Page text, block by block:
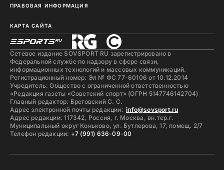
ПРАВОВАЯ ИНФОРМАЦИЯ
КАРТА САЙТА
Сетевое издание SOVSPORT RU зарегистрировано в
Федеральной службе по надзору в сфере связи,
информационных технологий и массовых коммуникаций.
Регистрационный номер: Эл № ФС 77-60106 от 10.12.2014
Учредитель: Общество с ограниченной ответственностью
«Редакция газеты «Советский спорт» (ОГРН 5147746142704)
Главный редактор: Бреговский С. С.
Адрес электронной почты редакции: info@sovsport.ru
Адрес редакции: 117342, Россия, г. Москва, вн.тер.г.
Муниципальный округ Коньково, ул. Бутлерова, 17, помещ. 2/7
Телефон редакции: +7 (991) 636-09-00